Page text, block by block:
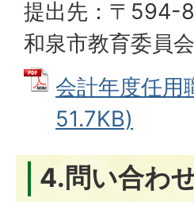
提出先：〒594-
和泉市教育委員
会計年度任用
51.7KB)
4.問い合わ